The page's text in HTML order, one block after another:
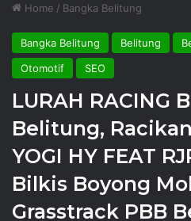
Home / Bangka Belitung
Bangka Belitung Belitung
Otomotif
SEO
LURAH RACING
Belitung,
YOGI HY FEAT
Bilkis Boyong
Grasstrack PBB